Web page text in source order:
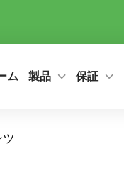
ム 製品 保証